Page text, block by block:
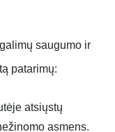
saugumo ir
patarimų:
atsiųstų
asmens.